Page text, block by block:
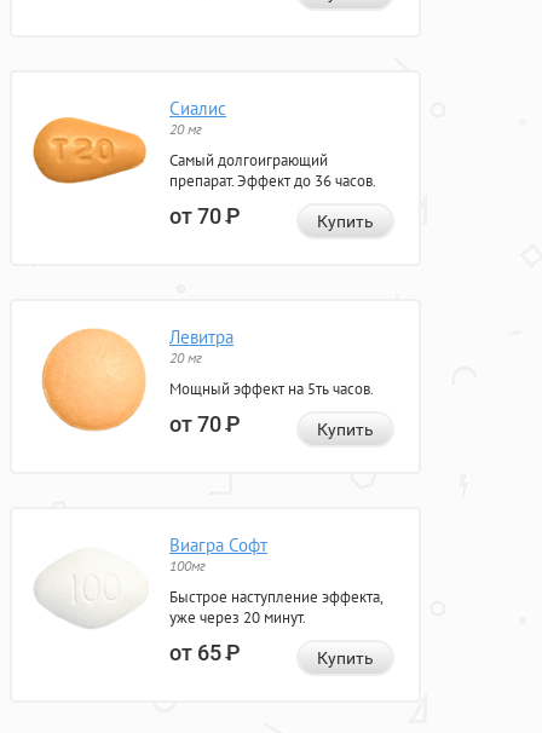
Сиалис
20 мг
Самый долгоиграющий
препарат. Эффект до 36 часов.
от 70Р Купить
Левитра
20 мг
Мощный эффект на 5ть часов.
от 70Р Купить
Виагра Софт
100мг
Быстрое наступление эффекта,
уже через 20 минут.
от 65Р Купить